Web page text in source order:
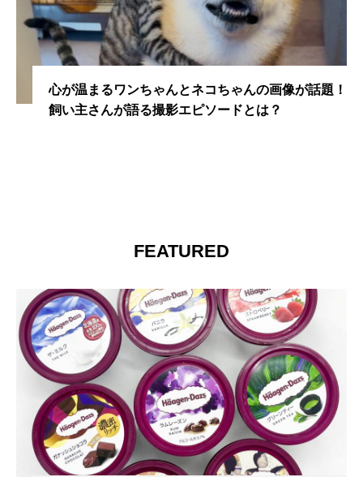
心が温まるワンちゃんとネコちゃんの画像が話題！
飼い主さんが語る撮影エピソードとは？
FEATURED